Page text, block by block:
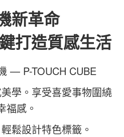
新革命
打造質感生活
— P-TOUCH CUBE
學。享受喜愛事物圍繞
福感。
鬆設計特色標籤。